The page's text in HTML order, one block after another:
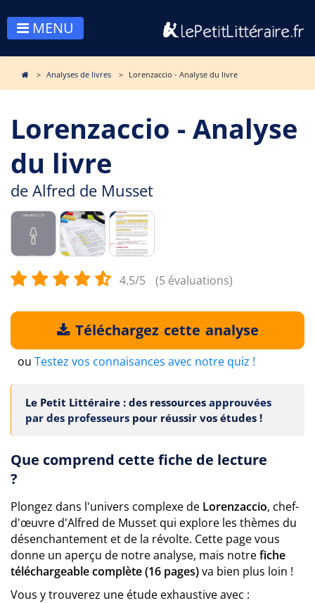
MENU
Analyses de livres Lorenzaccio - Analyse du livre
Lorenzaccio - Analyse
du livre
de Alfred de Musset
4.5/5 (5 évaluations)
Téléchargez cette analyse
ou Testez vos connaisances avec notre quiz !
Le Petit Littéraire : des ressources approuvées
par des professeurs pour réussir vos études !
Que comprend cette fiche de lecture
?
Plongez dans l'univers complexe de Lorenzaccio, chef-
d'œuvre d'Alfred de Musset qui explore les thèmes du
désenchantement et de la révolte. Cette page vous
donne un aperçu de notre analyse, mais notrefiche
téléchargeable complète (16 pages)va bien plus loin !
Vous y trouverez une étude exhaustive avec :